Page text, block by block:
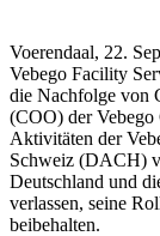
Voerendaal, 22.
Vebego Facility
die Nachfolge von
(COO) der
Aktivitäten der
Schweiz (DACH)
Deutschland und
verlassen, seine
beibehalten.